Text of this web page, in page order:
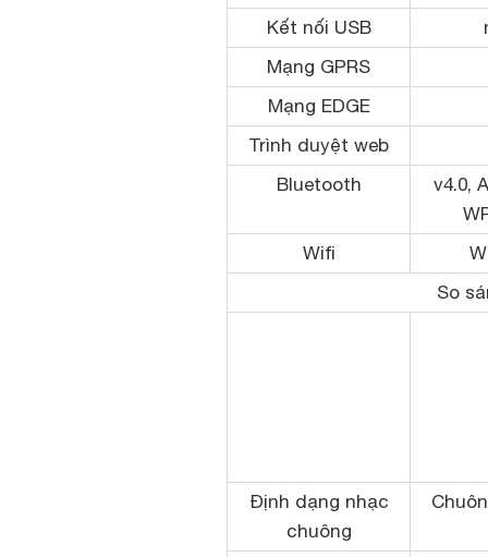
Kết nối USB
Mạng GPRS
Mạng EDGE
Trình duyệt web
Bluetooth
v4.0,
Wifi
So
Định dạng nhạc
chuông